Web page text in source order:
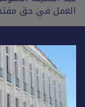
العمل في حق